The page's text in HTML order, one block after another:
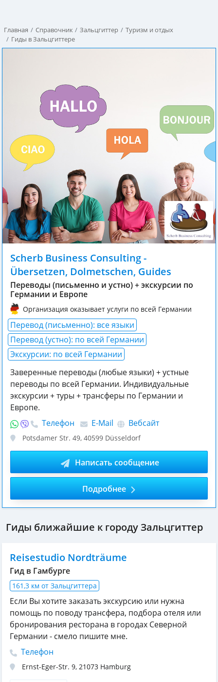
Главная Справочник Зальцгиттер
Туризм и отдых
Гиды в Зальцгиттере
Scherb Business Consulting -
Übersetzen, Dolmetschen, Guides
Переводы (письменно и устно) + экскурсии по
Германии и Европе
Организация оказывает услуги по всей Германии
Перевод (письменно): все языки
Перевод (устно): по всей Германии
Экскурсии: по всей Германии
Заверенные переводы (любые языки) + устные
переводы по всей Германии. Индивидуальные
экскурсии + туры + трансферы по Германии и
Европе.
Телефон
E-Mail Вебсайт
Potsdamer Str. 49, 40599 Düsseldorf
Написать сообщение
Подробнее
Гиды ближайшие к городу Зальцгиттер
Reisestudio Nordträume
Гид в Гамбурге
161,3 км от Зальцгиттера
Если Вы хотите заказать экскурсию или нужна
помощь по поводу трансфера, подбора отеля или
бронирования ресторана в городах Северной
Германии - смело пишите мне.
Телефон
Ernst-Eger-Str. 9, 21073 Hamburg